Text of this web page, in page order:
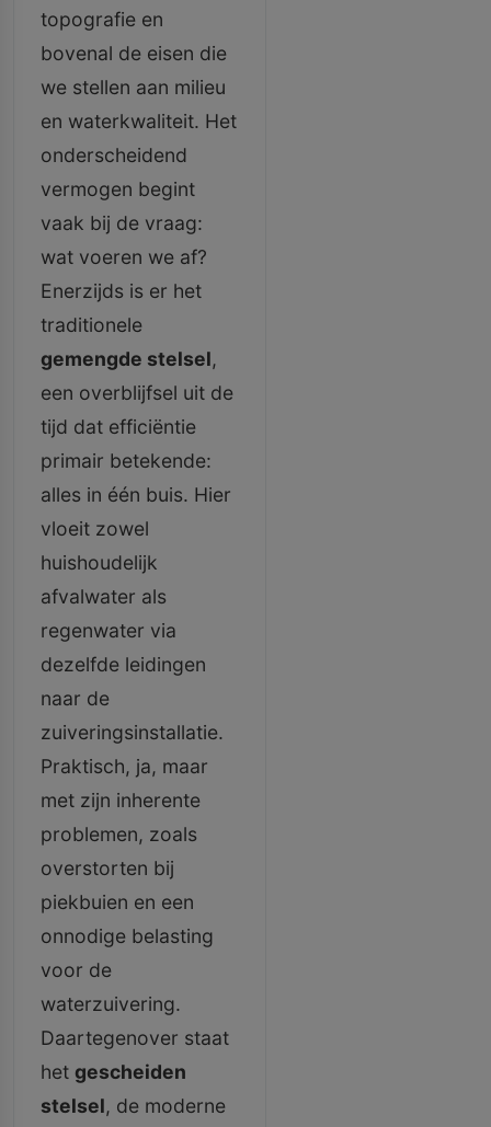
topografie en
bovenal de eisen die
we stellen aan milieu
en waterkwaliteit. Het
onderscheidend
vermogen begint
vaak bij de vraag:
wat voeren we af?
Enerzijds is er het
traditionele
gemengde stelsel,
een overblijfsel uit de
tijd dat efficiëntie
primair betekende:
alles in één buis. Hier
vloeit zowel
huishoudelijk
afvalwater als
regenwater via
dezelfde leidingen
naar de
zuiveringsinstallatie.
Praktisch, ja, maar
met zijn inherente
problemen, zoals
overstorten bij
piekbuien en een
onnodige belasting
voor de
waterzuivering.
Daartegenover staat
het gescheiden
stelsel, de moderne